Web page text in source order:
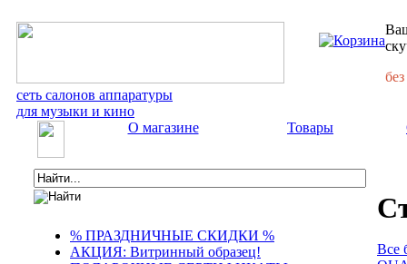
сеть салонов аппаратуры
для музыки и кино
О магазине Товары
% ПРАЗДНИЧНЫЕ СКИДКИ %
АКЦИЯ: Витринный образец!
Все